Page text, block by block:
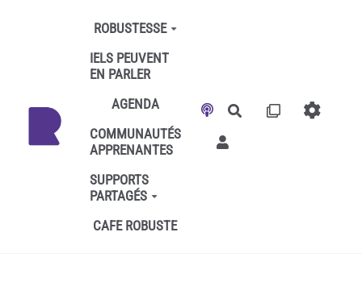
Aller au contenu principal
ROBUSTESSE
IELS PEUVENT
EN PARLER
AGENDA
COMMUNAUTÉS
APPRENANTES
SUPPORTS
PARTAGÉS
CAFE ROBUSTE
Rechercher